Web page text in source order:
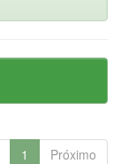
1 Próximo